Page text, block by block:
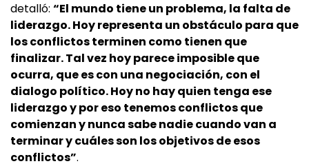
detalló: “El mundo tiene un problema, la falta de
liderazgo. Hoy representa un obstáculo para que
los conflictos terminen como tienen que
finalizar. Tal vez hoy parece imposible que
ocurra, que es con una negociación, con el
dialogo político. Hoy no hay quien tenga ese
liderazgo y por eso tenemos conflictos que
comienzan y nunca sabe nadie cuando van a
terminar y cuáles son los objetivos de esos
conflictos”.